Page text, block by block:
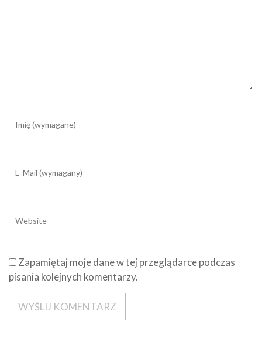
Zapamiętaj moje dane w tej przeglądarce podczas
pisania kolejnych komentarzy.